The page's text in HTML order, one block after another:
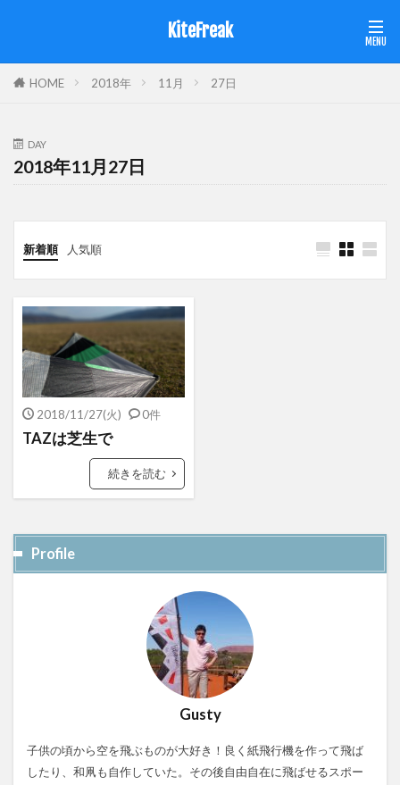
KiteFreak
HOME 2018年 11月 27日
DAY
2018年11月27日
新着順 人気順
2018/11/27(火) 0件
TAZは芝生で
続きを読む
Profile
Gusty
子供の頃から空を飛ぶものが大好き！良く紙飛行機を作って飛ば
したり、和凧も自作していた。その後自由自在に飛ばせるスポー